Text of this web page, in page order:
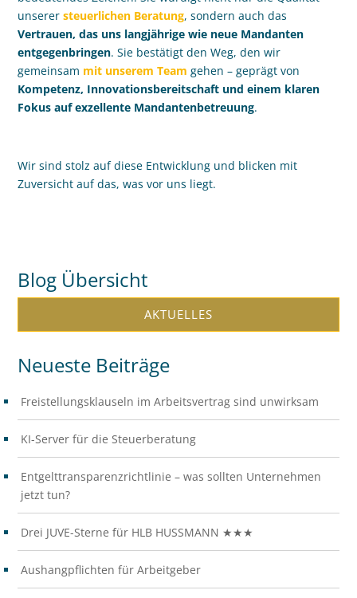
unserersteuerlichen Beratung, sondern auch das
Vertrauen, das uns langjährige wie neue Mandanten
entgegenbringen. Sie bestätigt den Weg, den wir
gemeinsam mit unserem Team gehen – geprägt von
Kompetenz, Innovationsbereitschaft und einem klaren
Fokus auf exzellente Mandantenbetreuung.
Wir sind stolz auf diese Entwicklung und blicken mit
Zuversicht auf das, was vor uns liegt.
Blog Übersicht
AKTUELLES
Neueste Beiträge
Freistellungsklauseln im Arbeitsvertrag sind unwirksam
KI-Server für die Steuerberatung
Entgelttransparenzrichtlinie – was sollten Unternehmen
jetzt tun?
Drei JUVE-Sterne für HLB HUSSMANN ★★★
Aushangpflichten für Arbeitgeber